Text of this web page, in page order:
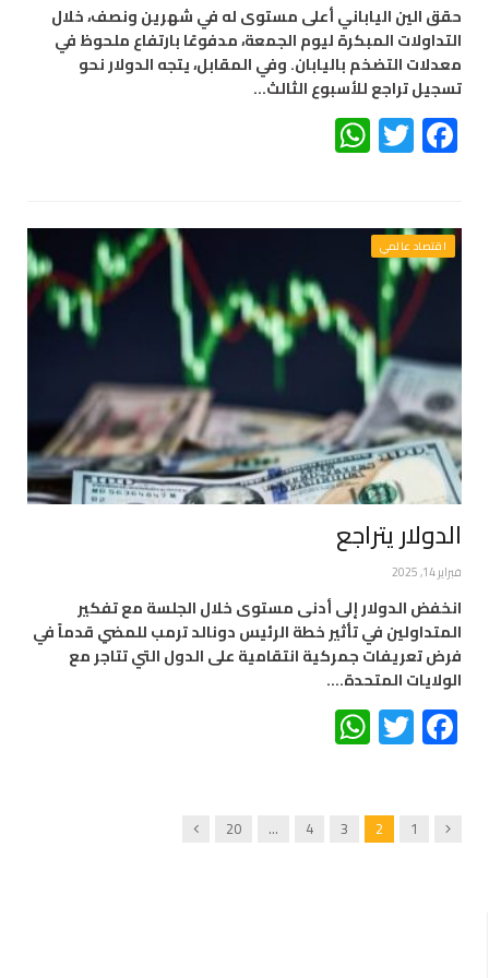
حقق الين الياباني أعلى مستوى له في شهرين ونصف، خلال
التداولات المبكرة ليوم الجمعة، مدفوعًا بارتفاع ملحوظ في
معدلات التضخم باليابان. وفي المقابل، يتجه الدولار نحو
تسجيل تراجع للأسبوع الثالث…
Facebook
Twitter
اقتصاد عالمي
الدولار يتراجع
فبراير 14, 2025
انخفض الدولار إلى أدنى مستوى خلال الجلسة مع تفكير
المتداولين في تأثير خطة الرئيس دونالد ترمب للمضي قدماً في
فرض تعريفات جمركية انتقامية على الدول التي تتاجر مع
الولايات المتحدة.…
Facebook
Twitter
Previous
1
2
3
4
…
20
Next